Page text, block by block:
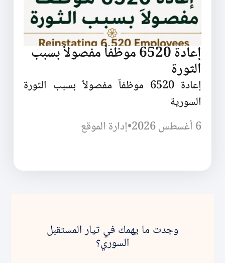
إعادة 6520 موظفاً مفصولاً بسبب
الثورة
إعادة 6520 موظفاً مفصولاً بسبب الثورة
السورية
6 أغسطس 2026
•إدارة الموقع
وجدت ما يهمك في تيار المستقبل
السوري؟